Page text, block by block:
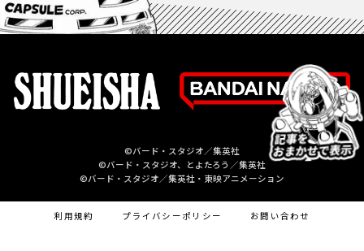
©バード・スタジオ／集英社
©バード・スタジオ、とよたろう／集英社
©バード・スタジオ／集英社・東映アニメーション
利用規約 プライバシーポリシー お問い合わせ